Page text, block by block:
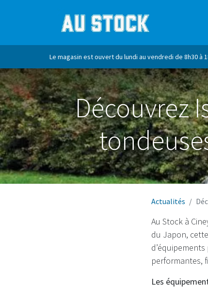
Le magasin est ouvert du lundi au vendredi de 8h30 à
Découvrez
Actualités
Au Stock à
du Japon,
performantes,
Les